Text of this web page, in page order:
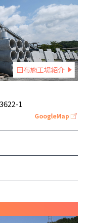
田布施工場紹介
1
GoogleMap